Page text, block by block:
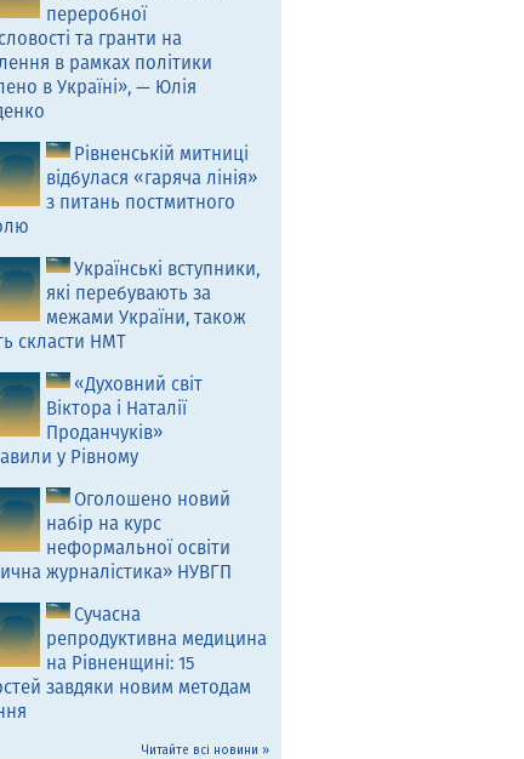
переробної
та гранти на
в рамках політики
в Україні», — Юлія
Рівненській митниці
відбулася «гаряча лінія»
з питань постмитного
Українські вступники,
які перебувають за
межами України, також
скласти НМТ
«Духовний світ
Віктора і Наталії
Проданчуків»
у Рівному
Оголошено новий
набір на курс
неформальної освіти
журналістика» НУВГП
Сучасна
репродуктивна медицина
на Рівненщині: 15
завдяки новим методам
Читайте всі новини »